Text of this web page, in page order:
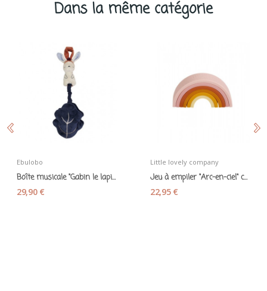
Dans la même catégorie
Ebulobo
Boîte musicale "Gabin le lapin" - Ebulobo
29,90 €
Little lovely company
Jeu à empiler "Arc-en-ciel" coucher de soleil
22,95 €